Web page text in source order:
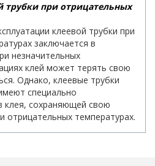
трубки при отрицательных
клеевой трубки при
заключается в
незначительных
клей может терять свою
Однако, клеевые трубки
специально
клея, сохраняющей свою
отрицательных температурах.